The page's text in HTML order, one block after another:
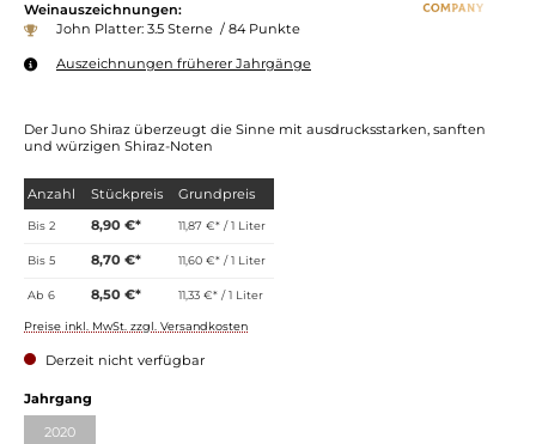
Weinauszeichnungen:
John Platter: 3.5 Sterne / 84 Punkte
Auszeichnungen früherer Jahrgänge
Der Juno Shiraz überzeugt die Sinne mit ausdrucksstarken, sanften
und würzigen Shiraz-Noten
Anzahl Stückpreis Grundpreis
Bis2 8,90 €* 11,87 €* / 1 Liter
Bis5 8,70 €* 11,60 €* / 1 Liter
Ab6 8,50 €* 11,33 €* / 1 Liter
Preise inkl. MwSt. zzgl. Versandkosten
Derzeit nicht verfügbar
Jahrgang
2020